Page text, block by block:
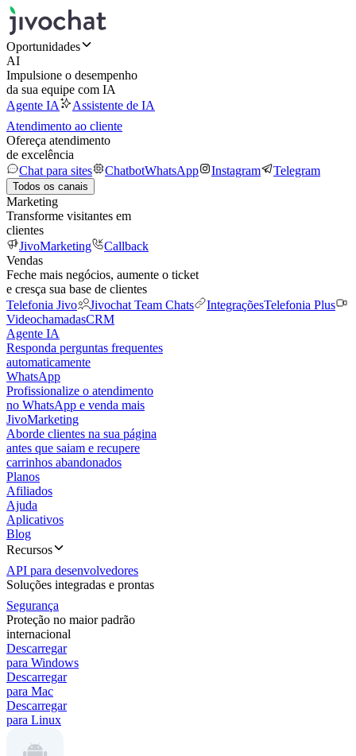
Oportunidades
AI
Impulsione o desempenho
da sua equipe com IA
Agente IA
Assistente de IA
Atendimento ao cliente
Ofereça atendimento
de excelência
Chat para sites
ChatbotWhatsApp Instagram Telegram
Todos os canais
Marketing
Transforme visitantes em
clientes
JivoMarketing
Callback
Vendas
Feche mais negócios, aumente o ticket
e cresça sua base de clientes
Telefonia Jivo
Jivochat Team Chats IntegraçõesTelefonia Plus
VideochamadasCRM
Agente IA
Responda perguntas frequentes
automaticamente
WhatsApp
Profissionalize o atendimento
no WhatsApp e venda mais
JivoMarketing
Aborde clientes na sua página
antes que saiam e recupere
carrinhos abandonados
Planos
Afiliados
Ajuda
Aplicativos
Blog
Recursos
API para desenvolvedores
Soluções integradas e prontas
Segurança
Proteção no maior padrão
internacional
Descarregar
para Windows
Descarregar
para Mac
Descarregar
para Linux